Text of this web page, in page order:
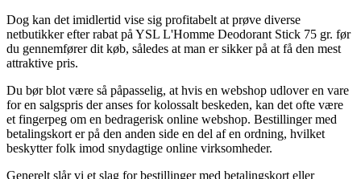
Dog kan det imidlertid vise sig profitabelt at prøve diverse
netbutikker efter rabat på YSL L'Homme Deodorant Stick 75 gr. før
du gennemfører dit køb, således at man er sikker på at få den mest
attraktive pris.
Du bør blot være så påpasselig, at hvis en webshop udlover en vare
for en salgspris der anses for kolossalt beskeden, kan det ofte være
et fingerpeg om en bedragerisk online webshop. Bestillinger med
betalingskort er på den anden side en del af en ordning, hvilket
beskytter folk imod snydagtige online virksomheder.
Generelt slår vi et slag for bestillinger med betalingskort eller